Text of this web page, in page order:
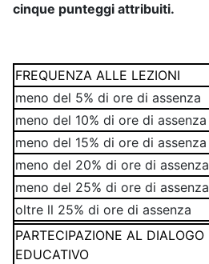
cinque punteggi attribuiti.
FREQUENZA ALLE LEZIONI
meno del 5% di ore di assenza
meno del 10% di ore di assenza
meno del 15% di ore di assenza
meno del 20% di ore di assenza
meno del 25% di ore di assenza
oltre ll 25% di ore di assenza
PARTECIPAZIONE AL DIALOGO
EDUCATIVO